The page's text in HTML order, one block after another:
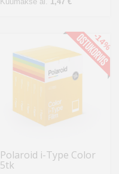
Polaroid i-Type Color
5tk
-14%